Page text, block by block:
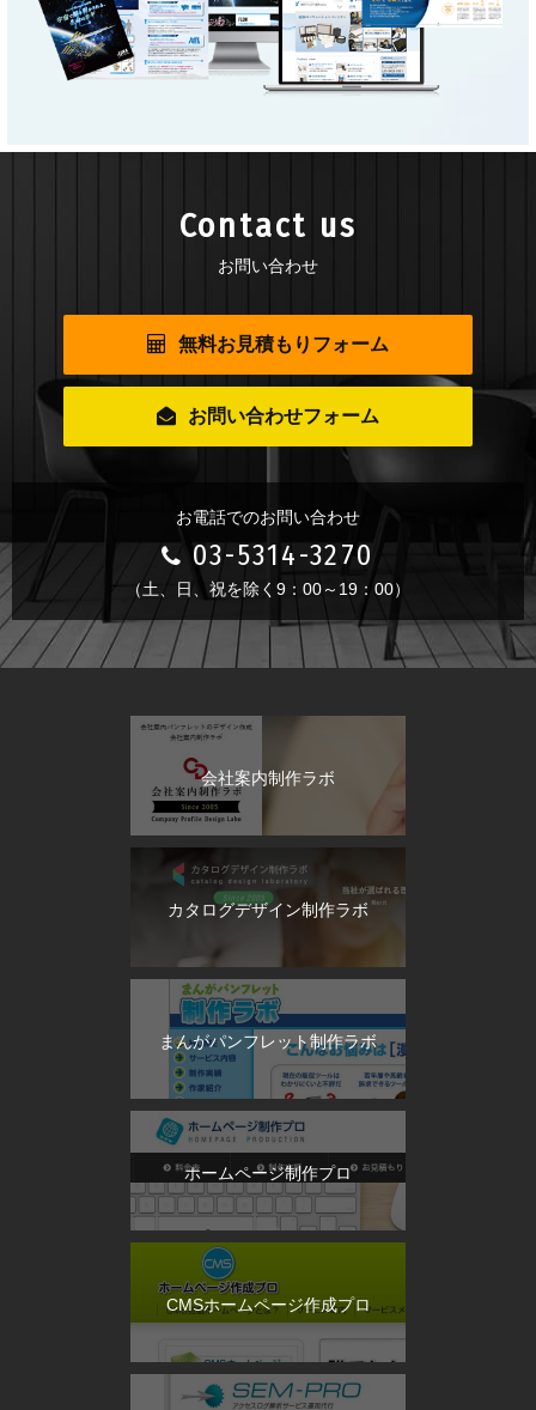
Contact us
お問い合わせ
無料お見積もりフォーム
お問い合わせフォーム
お電話でのお問い合わせ
03-5314-3270
（土、日、祝を除く9：00～19：00）
会社案内制作ラボ
カタログデザイン制作ラボ
まんがパンフレット制作ラボ
ホームページ制作プロ
CMSホームページ作成プロ